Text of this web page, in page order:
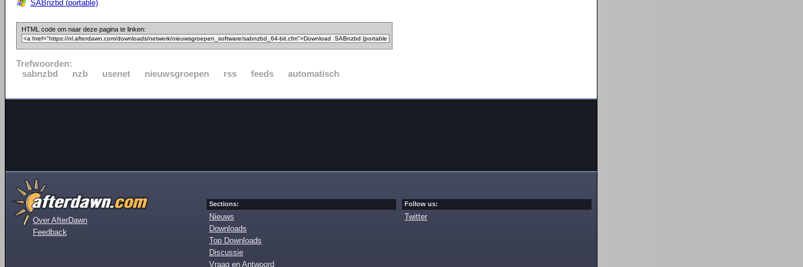
SABnzbd (portable)
HTML code om naar deze pagina te linken:
Trefwoorden:
sabnzbd
nzb usenet nieuwsgroepen rss feeds automatisch
Over AfterDawn
Feedback
Sections:
Nieuws
Downloads
Top Downloads
Discussie
Vraag en Antwoord
Follow us:
Twitter